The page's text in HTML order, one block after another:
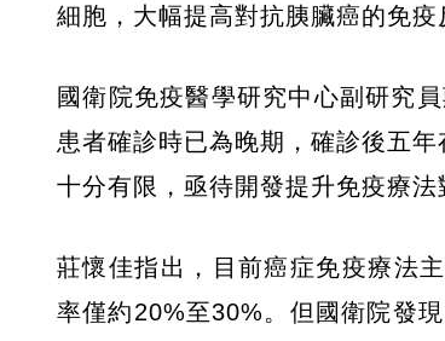
細胞，大幅提高對抗胰臟癌的免疫
國衛院免疫醫學研究中心副研究
患者確診時已為晚期，確診後五
十分有限，亟待開發提升免疫療法
莊懷佳指出，目前癌症免疫療法
率僅約20%至30%。但國衛院發